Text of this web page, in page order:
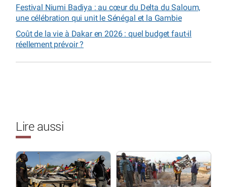
Festival Niumi Badiya : au cœur du Delta du Saloum,
une célébration qui unit le Sénégal et la Gambie
Coût de la vie à Dakar en 2026 : quel budget faut-il
réellement prévoir ?
Lire aussi